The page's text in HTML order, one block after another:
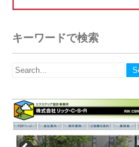
キーワードで検索